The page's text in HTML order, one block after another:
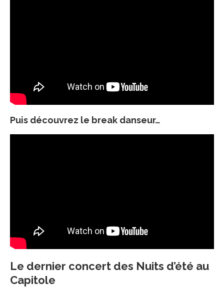
Puis découvrez le break danseur…
Le dernier concert des Nuits d’été au
Capitole